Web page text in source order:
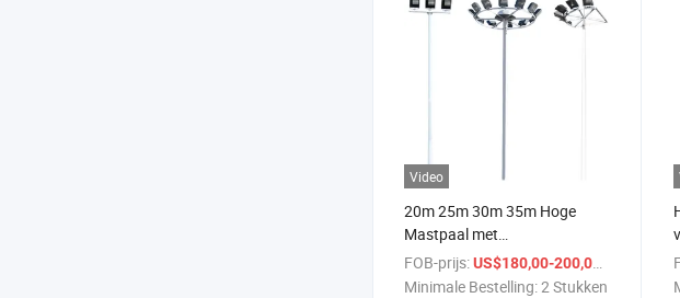
Video
20m 25m 30m 35m Hoge
Mastpaal met
Verlichtingsarmaturen voor
Vierkante Sport School
FOB-prijs:US$180,00-200,00
Minimale Bestelling:2 Stukken